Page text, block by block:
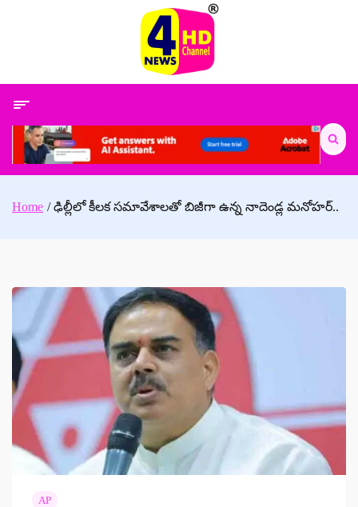
Search
for:
Home ఢిల్లీలో కీలక సమావేశాలతో బిజీగా ఉన్న నాదెండ్ల మనోహర్..
AP